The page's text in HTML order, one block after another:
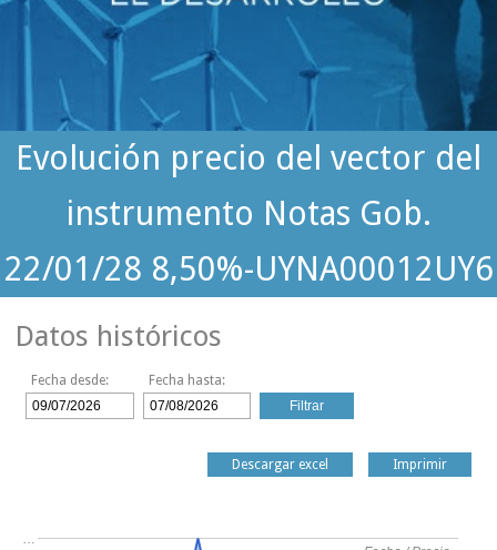
Evolución precio del vector del
instrumento Notas Gob.
22/01/28 8,50%-UYNA00012UY6
Datos históricos
Fecha desde: Fecha hasta:
Descargar excel Imprimir